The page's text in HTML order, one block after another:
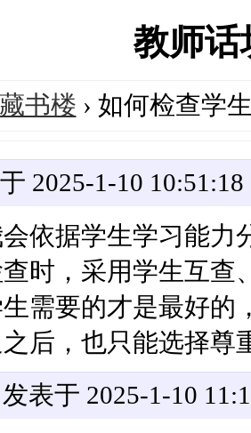
教师话
书楼 › 如何检查学
2025-1-10 10:51:18
依据学生学习能力
时，采用学生互
需要的才是最好的
后，也只能选择尊
发表于 2025-1-10